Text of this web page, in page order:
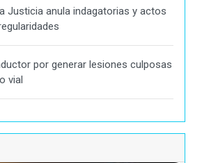
Justicia anula indagatorias y actos
por generar lesiones culposas
vial